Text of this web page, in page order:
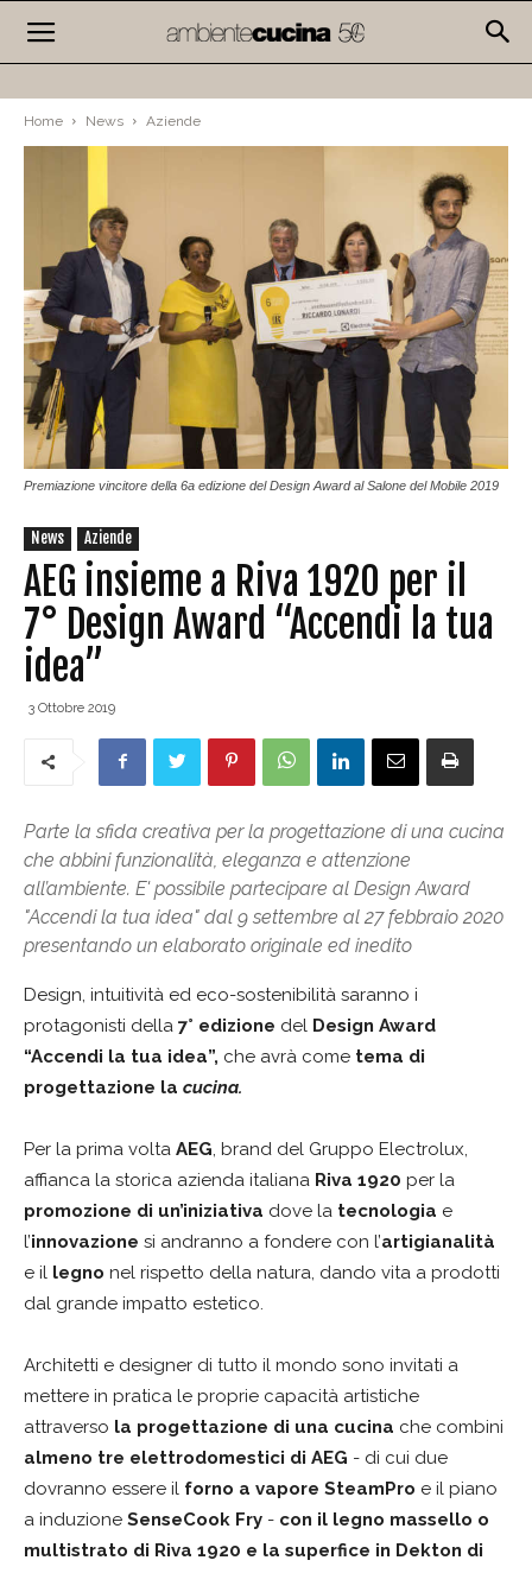
Home News Aziende
Premiazione vincitore della 6a edizione del Design Award al Salone del Mobile 2019
News Aziende
AEG insieme a Riva 1920 per il
7° Design Award “Accendi la tua
idea”
3 Ottobre 2019
Parte la sfida creativa per la progettazione di una cucina
che abbini funzionalità, eleganza e attenzione
all’ambiente. E' possibile partecipare al Design Award
"Accendi la tua idea" dal 9 settembre al 27 febbraio 2020
presentando un elaborato originale ed inedito
Design, intuitività ed eco-sostenibilità saranno i
protagonisti della 7° edizione del Design Award
“Accendi la tua idea”, che avrà come tema di
progettazione la cucina.
Per la prima volta AEG, brand del Gruppo Electrolux,
affianca la storica azienda italiana Riva 1920 per la
promozione di un’iniziativa dove la tecnologia e
l’innovazione si andranno a fondere con l’artigianalità
e il legno nel rispetto della natura, dando vita a prodotti
dal grande impatto estetico.
Architetti e designer di tutto il mondo sono invitati a
mettere in pratica le proprie capacità artistiche
attraverso la progettazione di una cucina che combini
almeno tre elettrodomestici di AEG - di cui due
dovranno essere il forno a vapore SteamPro e il piano
a induzione SenseCook Fry - con il legno massello o
multistrato di Riva 1920 e la superfice in Dekton di